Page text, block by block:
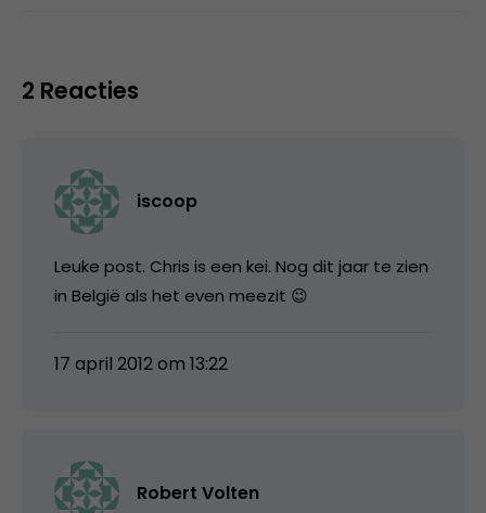
2 Reacties
iscoop
Leuke post. Chris is een kei. Nog dit jaar te zien
in België als het even meezit 😉
17 april 2012 om 13:22
Robert Volten